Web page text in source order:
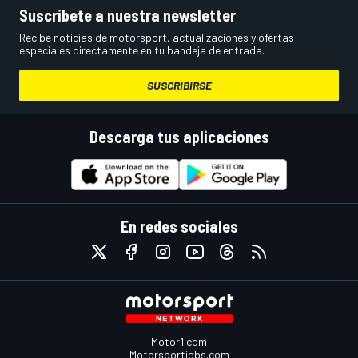
Suscríbete a nuestra newsletter
Recibe noticias de motorsport, actualizaciones y ofertas
especiales directamente en tu bandeja de entrada.
SUSCRIBIRSE
Descarga tus aplicaciones
En redes sociales
Motor1.com
Motorsportjobs.com